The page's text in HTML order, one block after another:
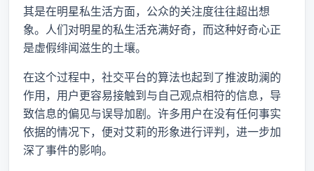
其是在明星私生活方面，公众的关注度往往超出想
象。人们对明星的私生活充满好奇，而这种好奇心正
是虚假绯闻滋生的土壤。
在这个过程中，社交平台的算法也起到了推波助澜的
作用，用户更容易接触到与自己观点相符的信息，导
致信息的偏见与误导加剧。许多用户在没有任何事实
依据的情况下，便对艾莉的形象进行评判，进一步加
深了事件的影响。